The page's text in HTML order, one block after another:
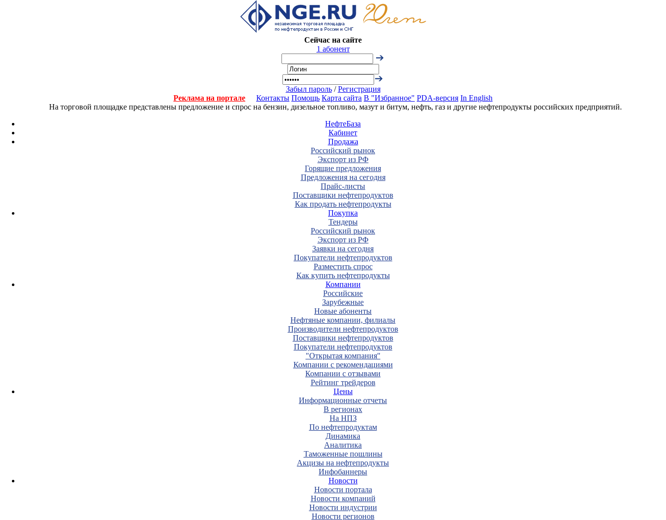
Сейчас на сайте
1 абонент
Забыл пароль/Регистрация
Реклама на портале
Контакты Помощь Карта сайта В "Избранное" PDA-версия In English
На торговой площадке представлены предложение и спрос на бензин, дизельное топливо, мазут и битум, нефть, газ и другие нефтепродукты российских предприятий.
НефтеБаза
Кабинет
Продажа
Российский рынок
Экспорт из РФ
Горящие предложения
Предложения на сегодня
Прайс-листы
Поставщики нефтепродуктов
Как продать нефтепродукты
Покупка
Тендеры
Российский рынок
Экспорт из РФ
Заявки на сегодня
Покупатели нефтепродуктов
Разместить спрос
Как купить нефтепродукты
Компании
Российские
Зарубежные
Новые абоненты
Нефтяные компании, филиалы
Производители нефтепродуктов
Поставщики нефтепродуктов
Покупатели нефтепродуктов
"Открытая компания"
Компании с рекомендациями
Компании с отзывами
Рейтинг трейдеров
Цены
Информационные отчеты
В регионах
На НПЗ
По нефтепродуктам
Динамика
Аналитика
Таможенные пошлины
Акцизы на нефтепродукты
Инфобаннеры
Новости
Новости портала
Новости компаний
Новости индустрии
Новости регионов